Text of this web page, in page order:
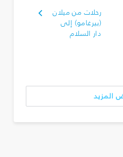
رحلات من ميلان
(بيرغامو) إلى
دار السلام
المزيد